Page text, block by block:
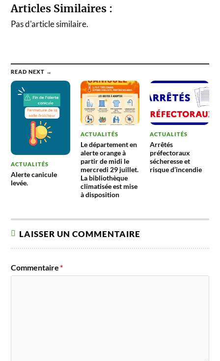
Articles Similaires :
Pas d'article similaire.
READ NEXT →
ACTUALITÉS
Alerte canicule
levée.
ACTUALITÉS
Le département en
alerte orange à
partir de midi le
mercredi 29 juillet.
La bibliothèque
climatisée est mise
à disposition
ACTUALITÉS
Arrêtés
préfectoraux
sécheresse et
risque d’incendie
LAISSER UN COMMENTAIRE
Commentaire*